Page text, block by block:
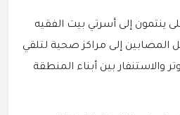
ينتمون إلى أسرتي بيت الفقيه
المصابين إلى مراكز صحية لتلقي
والاستنفار بين أبناء المنطقة